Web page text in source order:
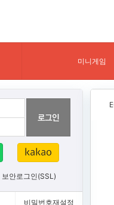
미니게임
보안로그인(SSL)
비밀번호재설정